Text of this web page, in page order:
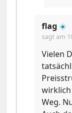
flag ☀️
sagt am
Vielen
Weg.